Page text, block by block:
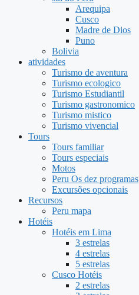
Arequipa
Cusco
Madre de Dios
Puno
Bolivia
atividades
Turismo de aventura
Turismo ecologico
Turismo Estudiantil
Turismo gastronomico
Turismo mistico
Turismo vivencial
Tours
Tours familiar
Tours especiais
Motos
Peru Os dez programas
Excursões opcionais
Recursos
Peru mapa
Hotéis
Hotéis em Lima
3 estrelas
4 estrelas
5 estrelas
Cusco Hotéis
2 estrelas